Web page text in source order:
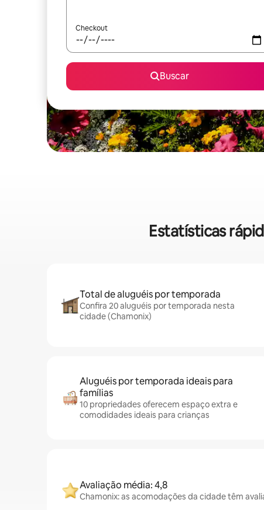
Checkout
Buscar
Estatísticas
Total de aluguéis por temporada
Confira 20 aluguéis por temporada nesta
cidade (Chamonix)
Aluguéis por temporada ideais para
famílias
10 propriedades oferecem espaço extra e
comodidades ideais para crianças
Avaliação média: 4,8
Chamonix: as acomodações da cidade têm